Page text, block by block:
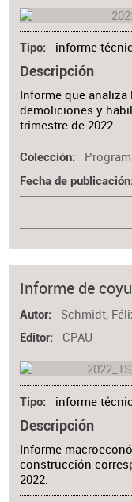
Tipo informe
Descripción
Informe que
demoliciones y
trimestre de 2022.
Colección
Fecha de publicación
Informe de
Autor Schmidt,
Editor CPAU
Tipo informe
Descripción
Informe
construcción
2022.